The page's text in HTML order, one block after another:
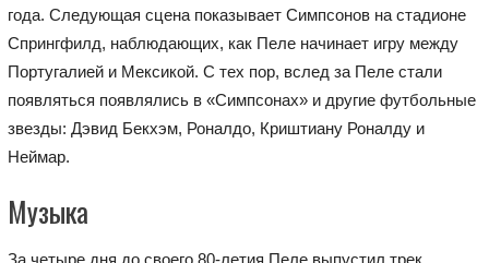
года. Следующая сцена показывает Симпсонов на стадионе
Спрингфилд, наблюдающих, как Пеле начинает игру между
Португалией и Мексикой. С тех пор, вслед за Пеле стали
появляться появлялись в «Симпсонах» и другие футбольные
звезды: Дэвид Бекхэм, Роналдо, Криштиану Роналду и
Неймар.
Музыка
За четыре дня до своего 80-летия Пеле выпустил трек